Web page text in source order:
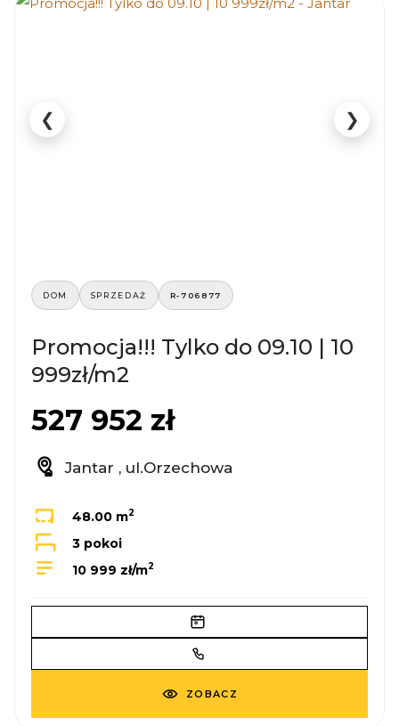
❮ ❯
DOM SPRZEDAŻ R-706877
Promocja!!! Tylko do 09.10 | 10
999zł/m2
527 952 zł
Jantar , ul.Orzechowa
48.00 m2
3 pokoi
10 999 zł/m2
ZOBACZ